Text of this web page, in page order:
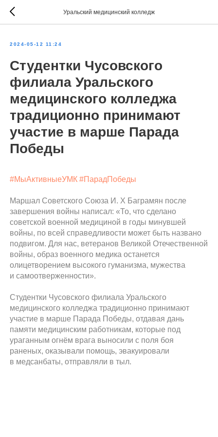
Уральский медицинский колледж
2024-05-12 11:24
Студентки Чусовского
филиала Уральского
медицинского колледжа
традиционно принимают
участие в марше Парада
Победы
#МыАктивныеУМК #ПарадПобеды
Маршал Советского Союза И. Х Баграмян после
завершения войны написал: «То, что сделано
советской военной медициной в годы минувшей
войны, по всей справедливости может быть названо
подвигом. Для нас, ветеранов Великой Отечественной
войны, образ военного медика останется
олицетворением высокого гуманизма, мужества
и самоотверженности».
Студентки Чусовского филиала Уральского
медицинского колледжа традиционно принимают
участие в марше Парада Победы, отдавая дань
памяти медицинским работникам, которые под
ураганным огнём врага выносили с поля боя
раненых, оказывали помощь, эвакуировали
в медсанбаты, отправляли в тыл.